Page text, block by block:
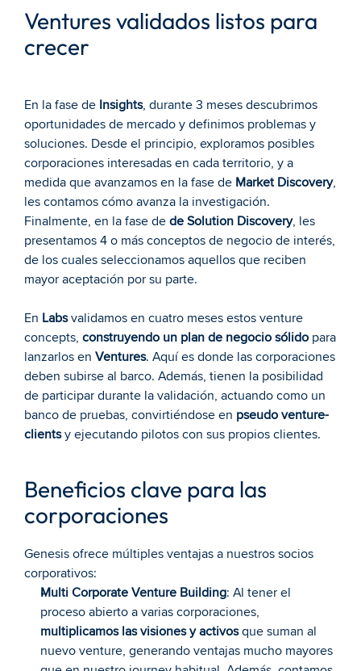
Ventures validados listos para
crecer
En la fase de Insights, durante 3 meses descubrimos
oportunidades de mercado y definimos problemas y
soluciones. Desde el principio, exploramos posibles
corporaciones interesadas en cada territorio, y a
medida que avanzamos en la fase de Market Discovery,
les contamos cómo avanza la investigación.
Finalmente, en la fase de de Solution Discovery, les
presentamos 4 o más conceptos de negocio de interés,
de los cuales seleccionamos aquellos que reciben
mayor aceptación por su parte.
En Labs validamos en cuatro meses estos venture
concepts, construyendo un plan de negocio sólido para
lanzarlos en Ventures. Aquí es donde las corporaciones
deben subirse al barco. Además, tienen la posibilidad
de participar durante la validación, actuando como un
banco de pruebas, convirtiéndose en pseudo venture-
clients y ejecutando pilotos con sus propios clientes.
Beneficios clave para las
corporaciones
Genesis ofrece múltiples ventajas a nuestros socios
corporativos:
Multi Corporate Venture Building: Al tener el
multiplicamos las visiones y activos que suman al
nuevo venture, generando ventajas mucho mayores